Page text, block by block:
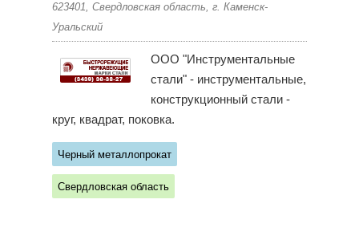
623401, Свердловская область, г. Каменск-
Уральский
ООО "Инструментальные
стали" - инструментальные,
конструкционный стали -
круг, квадрат, поковка.
Черный металлопрокат
Свердловская область